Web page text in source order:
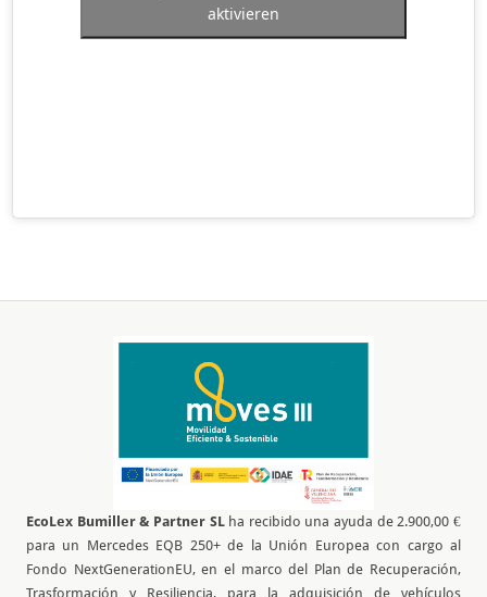
aktivieren
EcoLex Bumiller & Partner SLha recibido una ayuda de 2.900,00 €
para un Mercedes EQB 250+ de la Unión Europea con cargo al
Fondo NextGenerationEU, en el marco del Plan de Recuperación,
Trasformación y Resiliencia, para la adquisición de vehículos